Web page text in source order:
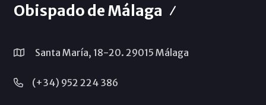
Obispado de Málaga
Santa María, 18-20. 29015 Málaga
(+34) 952 224 386